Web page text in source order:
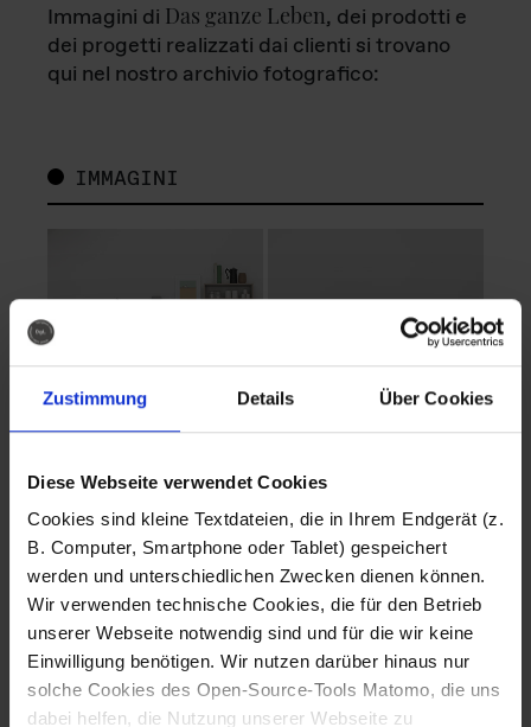
Zustimmung Details Über Cookies
Diese Webseite verwendet Cookies
Cookies sind kleine Textdateien, die in Ihrem Endgerät (z.
B. Computer, Smartphone oder Tablet) gespeichert
werden und unterschiedlichen Zwecken dienen können.
Wir verwenden technische Cookies, die für den Betrieb
unserer Webseite notwendig sind und für die wir keine
Einwilligung benötigen. Wir nutzen darüber hinaus nur
solche Cookies des Open-Source-Tools Matomo, die uns
dabei helfen, die Nutzung unserer Webseite zu
Immagini di Das ganze Leben, dei prodotti e
dei progetti realizzati dai clienti si trovano
qui nel nostro archivio fotografico:
IMMAGINI
Fotografo: Lorenz
Sternbach
Download
Fotografo: Lorenz
Sternbach
Download